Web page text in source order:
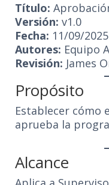
Título:
Versión: v1.0
Fecha: 11/09/2025
Autores: Equipo
Revisión: James
Propósito
Establecer cómo
aprueba la
Alcance